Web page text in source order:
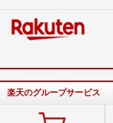
楽天のグループサービス